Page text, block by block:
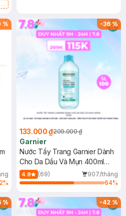
%
%
-36%
133.000 ₫209.000 ₫
Garnier
Nước Tẩy Trang Garnier Dành
Cho Da Dầu Và Mụn 400ml
(Mới)
4.9 (69)
907/tháng
64%
% -42%